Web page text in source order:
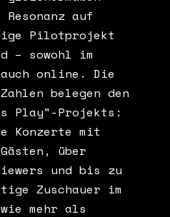
auf
Pilotprojekt
– sowohl im
online. Die
belegen den
Play"-Projekts:
Konzerte mit
über
und bis zu
Zuschauer im
mehr als